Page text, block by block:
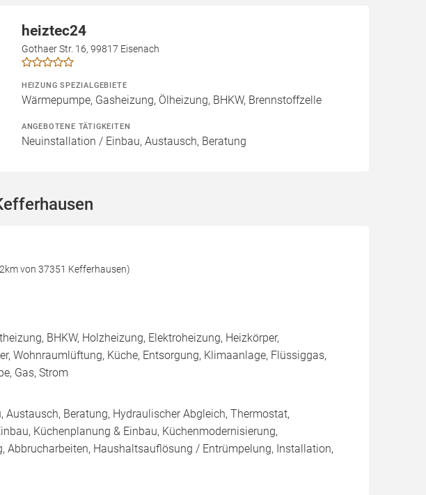
heiztec24
Gothaer Str. 16, 99817 Eisenach
HEIZUNG SPEZIALGEBIETE
Wärmepumpe, Gasheizung, Ölheizung, BHKW, Brennstoffzelle
ANGEBOTENE TÄTIGKEITEN
Neuinstallation / Einbau, Austausch, Beratung
von 37351 Kefferhausen)
BHKW, Holzheizung, Elektroheizung, Heizkörper,
Wohnraumlüftung, Küche, Entsorgung, Klimaanlage, Flüssiggas,
Gas, Strom
Beratung, Hydraulischer Abgleich, Thermostat,
Küchenplanung & Einbau, Küchenmodernisierung,
Abbrucharbeiten, Haushaltsauflösung / Entrümpelung, Installation,